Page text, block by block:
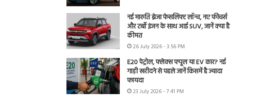
नई मारुति ब्रेजा फेसलिफ्ट लॉन्च, नए फीचर्स
और टर्बो इंजन के साथ आई SUV, जानें क्या है
कीमत
26 July 2026 - 3:56 PM
E20 पेट्रोल, फ्लेक्स फ्यूल या EV कार? नई
गाड़ी खरीदने से पहले जानें किसमें है ज्यादा
फायदा
23 July 2026 - 7:41 PM